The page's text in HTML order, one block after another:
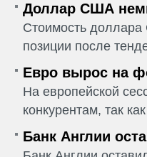
Доллар США
Стоимость доллара
позиции после
Евро вырос на
На европейской
конкурентам, так
Банк Англии